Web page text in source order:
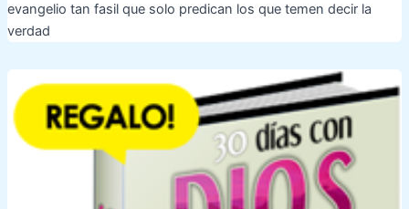
evangelio tan fasil que solo predican los que temen decir la
verdad